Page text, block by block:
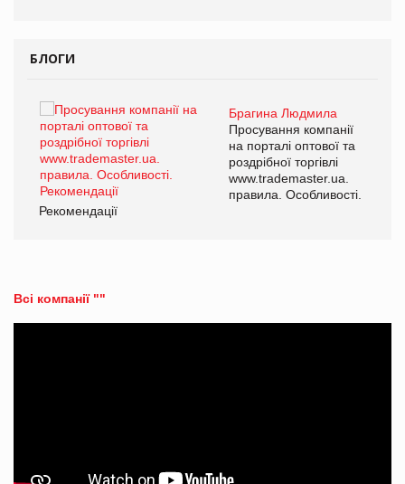
БЛОГИ
Брагина Людмила
Просування компанії
на порталі оптової та
роздрібної торгівлі
www.trademaster.ua.
правила. Особливості.
Рекомендації
Всі компанії ""